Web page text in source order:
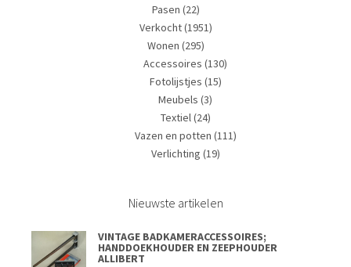
Pasen (22)
Verkocht(1951)
Wonen (295)
Accessoires (130)
Fotolijstjes (15)
Meubels (3)
Textiel(24)
Vazen en potten (111)
Verlichting (19)
Nieuwste artikelen
VINTAGE BADKAMERACCESSOIRES;
HANDDOEKHOUDER EN ZEEPHOUDER
ALLIBERT